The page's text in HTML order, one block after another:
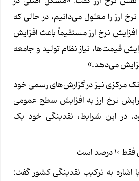
ارز را معلول می‌دانیم، در حالی که
نرخ ارز مستقیماً باعث افزایش
قیمت‌ها، نیاز نظام تولید و جامعه
می‌دهد.»
مرکزی نیز در گزارش‌های رسمی خود
نرخ ارز به افزایش سطح عمومی
در این شرایط، نقدینگی خود یک
است
اشاره به ترکیب نقدینگی کشور گفت: